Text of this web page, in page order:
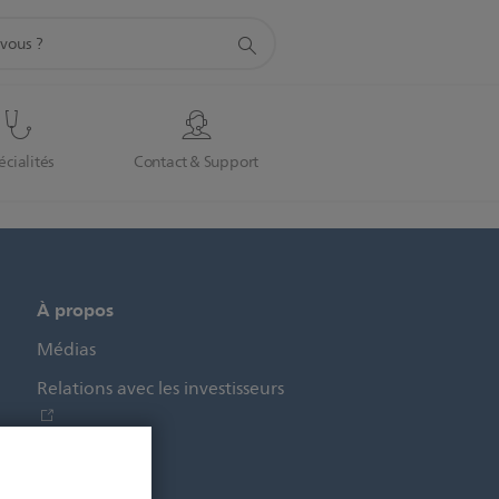
Contact & Support
À propos
Médias
Relations avec les investisseurs